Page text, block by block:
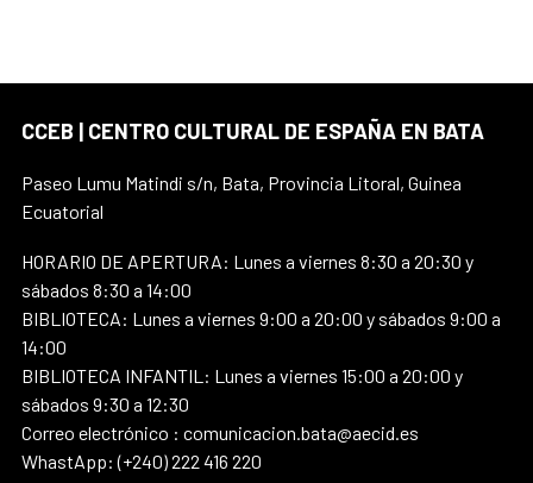
CCEB | CENTRO CULTURAL DE ESPAÑA EN BATA
Paseo Lumu Matindi s/n, Bata, Provincia Litoral, Guinea
Ecuatorial
HORARIO DE APERTURA: Lunes a viernes 8:30 a 20:30 y
sábados 8:30 a 14:00
BIBLIOTECA: Lunes a viernes 9:00 a 20:00 y sábados 9:00 a
14:00
BIBLIOTECA INFANTIL: Lunes a viernes 15:00 a 20:00 y
sábados 9:30 a 12:30
Correo electrónico : comunicacion.bata@aecid.es
WhastApp: (+240) 222 416 220